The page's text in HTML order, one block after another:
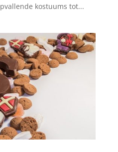
kostuums tot...